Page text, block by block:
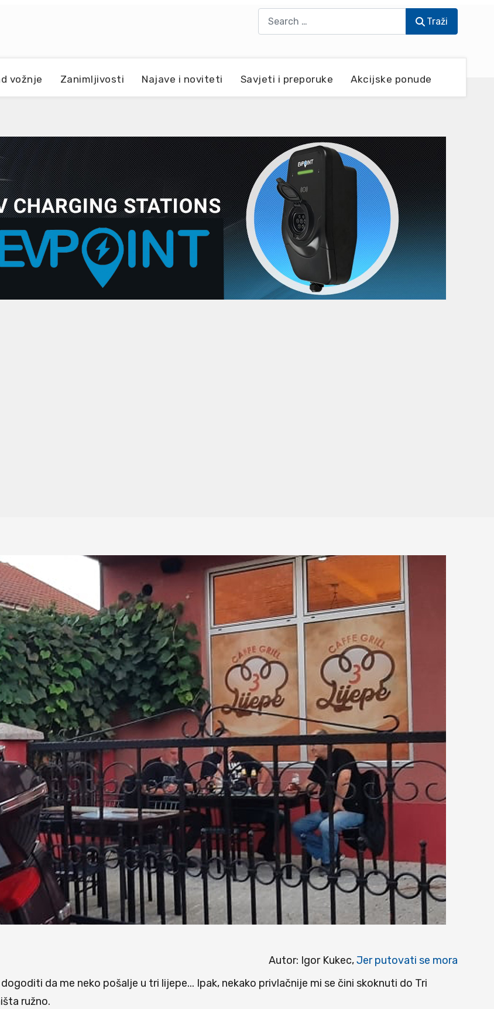
Traži
vožnje Zanimljivosti Najave i noviteti Savjeti i preporuke Akcijske ponude
Autor: Igor Kukec,Jer putovati se mora
da me neko pošalje u tri lijepe... Ipak, nekako privlačnije mi se čini skoknuti do Tri
ružno.